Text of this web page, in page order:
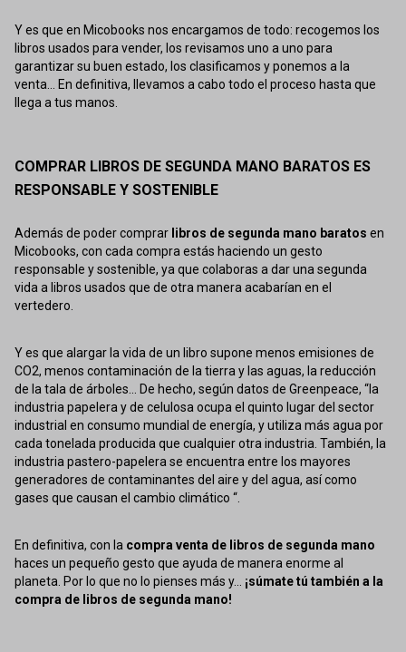
Y es que en Micobooks nos encargamos de todo: recogemos los
libros usados para vender, los revisamos uno a uno para
garantizar su buen estado, los clasificamos y ponemos a la
venta... En definitiva, llevamos a cabo todo el proceso hasta que
llega a tus manos.
COMPRAR LIBROS DE SEGUNDA MANO BARATOS ES
RESPONSABLE Y SOSTENIBLE
Además de poder comprar libros de segunda mano baratos en
Micobooks, con cada compra estás haciendo un gesto
responsable y sostenible, ya que colaboras a dar una segunda
vida a libros usados que de otra manera acabarían en el
vertedero.
Y es que alargar la vida de un libro supone menos emisiones de
CO2, menos contaminación de la tierra y las aguas, la reducción
de la tala de árboles... De hecho, según datos de Greenpeace, “la
industria papelera y de celulosa ocupa el quinto lugar del sector
industrial en consumo mundial de energía, y utiliza más agua por
cada tonelada producida que cualquier otra industria. También, la
industria pastero-papelera se encuentra entre los mayores
generadores de contaminantes del aire y del agua, así como
gases que causan el cambio climático “.
En definitiva, con la compra venta de libros de segunda mano
haces un pequeño gesto que ayuda de manera enorme al
planeta. Por lo que no lo pienses más y... ¡súmate tú también a la
compra de libros de segunda mano!